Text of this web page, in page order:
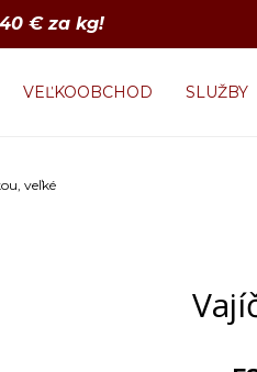
€ za kg!
VEĽKOOBCHOD SLUŽBY
veľké